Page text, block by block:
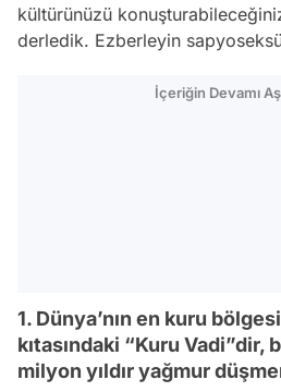
kültürünüzü
derledik. Ezberleyin
İçeriğin Devamı
1. Dünya’nın en kuru
kıtasındaki “Kuru Vadi”dir,
milyon yıldır yağmur